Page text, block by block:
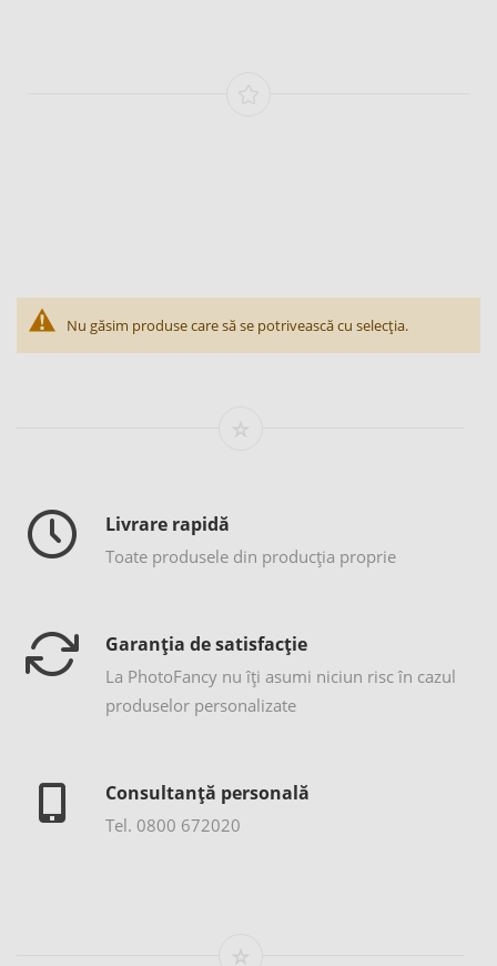
Nu găsim produse care să se potrivească cu selecția.
Livrare rapidă
Toate produsele din producția proprie
Garanția de satisfacție
La PhotoFancy nu îţi asumi niciun risc în cazul
produselor personalizate
Consultanță personală
Tel. 0800 672020